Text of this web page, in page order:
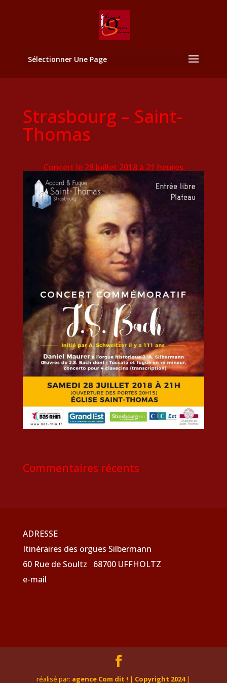
Sélectionner Une Page
Strasbourg – Saint-
Thomas
Concert le 28 Juillet 2018 à 21 heures
Commentaires récents
ADRESSE
Itinéraires des orgues Silbermann
60 Rue de Soultz 68700 UFFHOLTZ
e-mail
réalisé par: agence Com dit ! | Copyright 2024|